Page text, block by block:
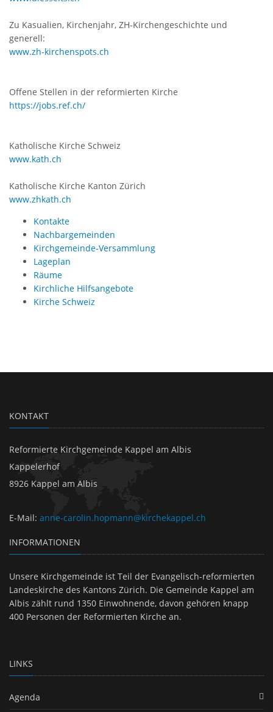
Zu Kasualien, Kirchenjahr, ZH-Kirchengeschichte und
generell:
www.zh-kirchenspots.ch
Offene Stellen in der reformierten Kirche
https://jobs.ref.ch/
Katholische Kirche Schweiz
www.kath.ch
Katholische Kirche Kanton Zürich
www.zhkath.ch
Kontakte
Nachbargemeinden
Kirchgemeinde-Versammlung
Lageplan
Räume
Kirchliche Hilfsangebote
Kirche Schweiz
KONTAKT
Reformierte Kirchgemeinde Kappel am Albis
Kappelerhof
8926 Kappel am Albis
E-Mail: anne-carolin.hopmann@kirchekappel.ch
INFORMATIONEN
Unsere Kirchgemeinde ist Teil der Evangelisch-reformierten
Landeskirche des Kantons Zürich. Die Gemeinde Kappel am
Albis zählt rund 1350 Einwohnende, davon gehören knapp
400 Personen der Reformierten Kirche an.
LINKS
Agenda